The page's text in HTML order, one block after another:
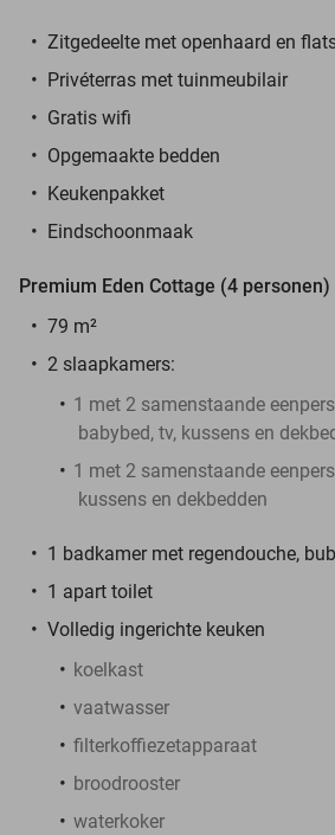
Zitgedeelte met openhaard en
Privéterras met tuinmeubilair
Gratis wifi
Opgemaakte bedden
Keukenpakket
Eindschoonmaak
Premium Eden Cottage (4 personen)
79 m²
2 slaapkamers:
1 met 2 samenstaande
babybed, tv, kussens en
1 met 2 samenstaande
kussens en dekbedden
1 badkamer met regendouche,
1 apart toilet
Volledig ingerichte keuken
koelkast
vaatwasser
filterkoffiezetapparaat
broodrooster
waterkoker